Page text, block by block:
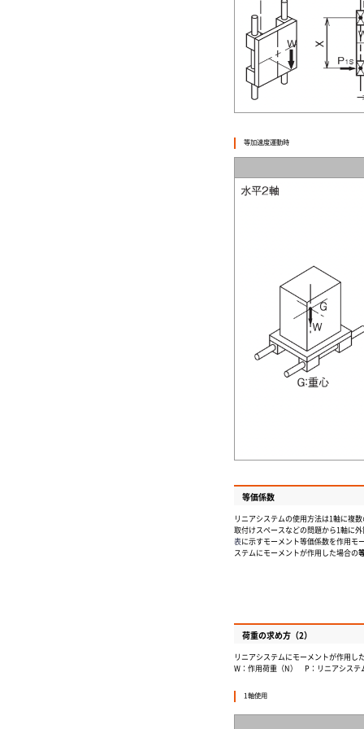
等加速度運動時
等価係数
リニアシステムの使用方法は1軸に複
取付けスペースなどの問題から1軸に
表に示すモーメント等価係数を作用モ
ステムにモーメントが作用した場合の
荷重の求め方（2）
リニアシステムにモーメントが作用し
W：作用荷重（N） P：リニアシス
1軸使用